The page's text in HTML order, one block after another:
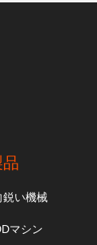
鋭い機械
マシン